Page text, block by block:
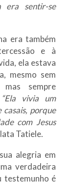
era sentir-se
era também
e à
ela estava
mesmo sem
sempre
“Ela vivia um
casais, porque
com Jesus
Tatiele.
alegria em
verdadeira
testemunho é